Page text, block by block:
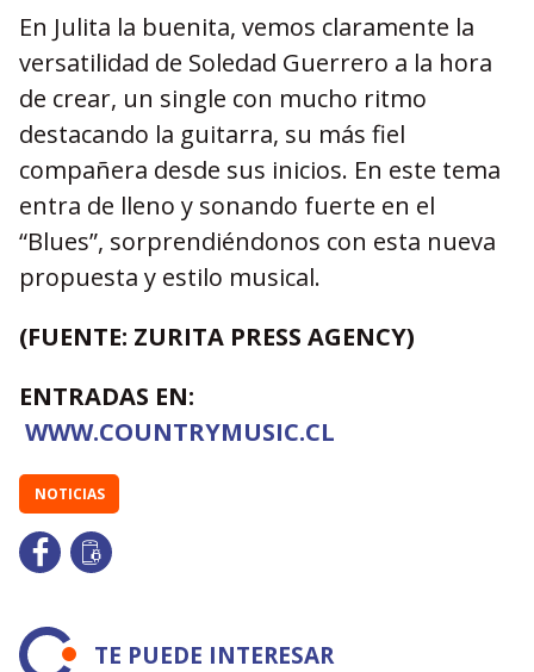
En Julita la buenita, vemos claramente la
versatilidad de Soledad Guerrero a la hora
de crear, un single con mucho ritmo
destacando la guitarra, su más fiel
compañera desde sus inicios. En este tema
entra de lleno y sonando fuerte en el
“Blues”, sorprendiéndonos con esta nueva
propuesta y estilo musical.
(FUENTE: ZURITA PRESS AGENCY)
ENTRADAS EN:
WWW.COUNTRYMUSIC.CL
NOTICIAS
TE PUEDE INTERESAR